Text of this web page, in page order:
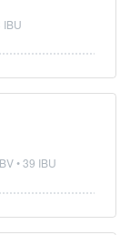
IBU
• 39 IBU